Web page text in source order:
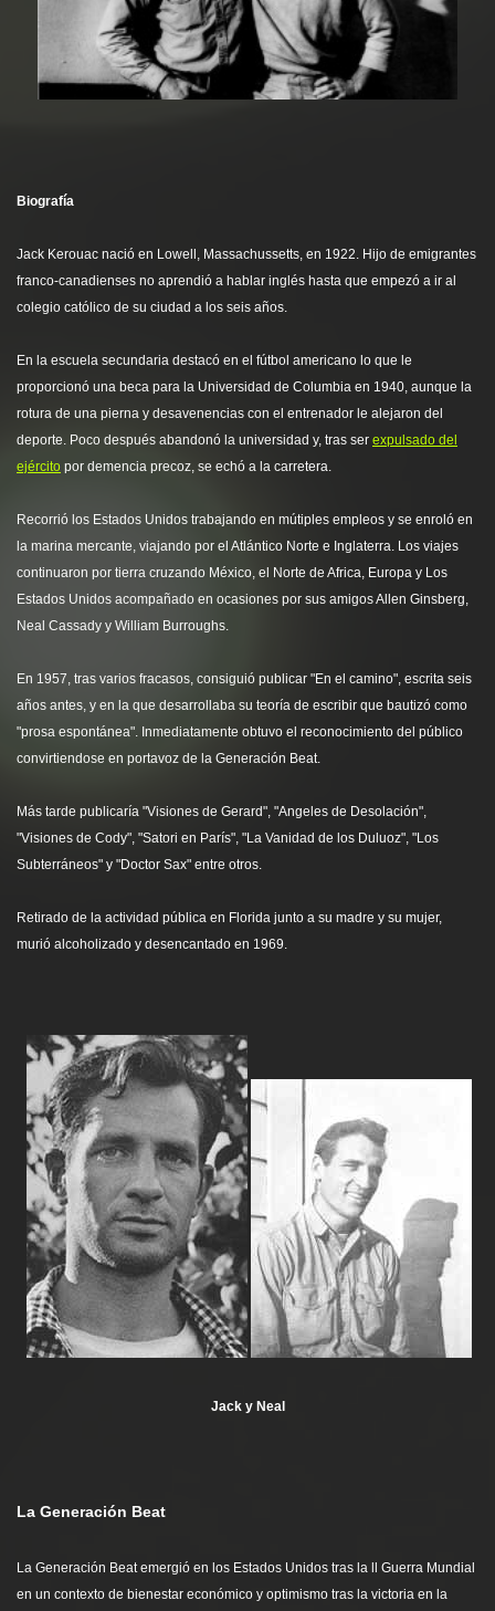
Biografía
Jack Kerouac nació en Lowell, Massachussetts, en 1922. Hijo de emigrantes
franco-canadienses no aprendió a hablar inglés hasta que empezó a ir al
colegio católico de su ciudad a los seis años.
En la escuela secundaria destacó en el fútbol americano lo que le
proporcionó una beca para la Universidad de Columbia en 1940, aunque la
rotura de una pierna y desavenencias con el entrenador le alejaron del
deporte. Poco después abandonó la universidad y, tras ser expulsado del
ejército por demencia precoz, se echó a la carretera.
Recorrió los Estados Unidos trabajando en mútiples empleos y se enroló en
la marina mercante, viajando por el Atlántico Norte e Inglaterra. Los viajes
continuaron por tierra cruzando México, el Norte de Africa, Europa y Los
Estados Unidos acompañado en ocasiones por sus amigos Allen Ginsberg,
Neal Cassady y William Burroughs.
En 1957, tras varios fracasos, consiguió publicar "En el camino", escrita seis
años antes, y en la que desarrollaba su teoría de escribir que bautizó como
"prosa espontánea". Inmediatamente obtuvo el reconocimiento del público
convirtiendose en portavoz de la Generación Beat.
Más tarde publicaría "Visiones de Gerard", "Angeles de Desolación",
"Visiones de Cody", "Satori en París", "La Vanidad de los Duluoz", "Los
Subterráneos" y "Doctor Sax" entre otros.
Retirado de la actividad pública en Florida junto a su madre y su mujer,
murió alcoholizado y desencantado en 1969.
Jack y Neal
La Generación Beat
La Generación Beat emergió en los Estados Unidos tras la ll Guerra Mundial
en un contexto de bienestar económico y optimismo tras la victoria en la